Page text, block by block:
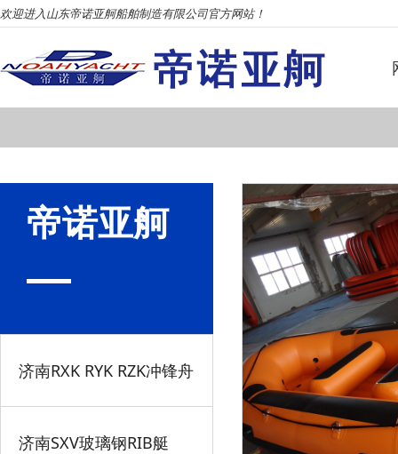
欢迎进入山东帝诺亚舸船舶制造有限公司官方网站！
帝诺亚舸
济南RXK RYK RZK冲锋舟
济南SXV玻璃钢RIB艇